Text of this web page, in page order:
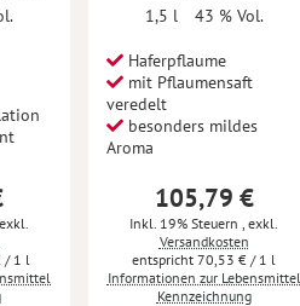
exkl.
/ 1 l
1,5 l
43 % Vol.
Haferpflaume
mit Pflaumensaft
veredelt
besonders mildes
Aroma
105,79 €
Inkl. 19% Steuern
exkl.
Versandkosten
70,53 € / 1 l
Informationen zur Lebensmittel
Kennzeichnung